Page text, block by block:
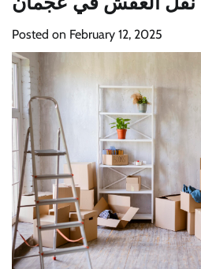
Posted on February 12, 2025